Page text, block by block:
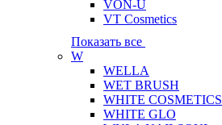
VON-U
VT Cosmetics
Показать все
W
WELLA
WET BRUSH
WHITE COSMETICS
WHITE GLO